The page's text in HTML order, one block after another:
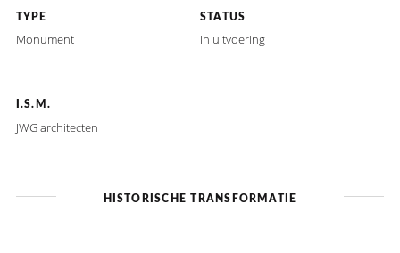
TYPE
Monument
STATUS
In uitvoering
I.S.M.
JWG architecten
HISTORISCHE TRANSFORMATIE